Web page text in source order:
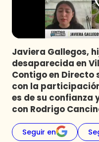
Javiera Gallegos,
desaparecida en
Contigo en Directo
con la
es de su confianza
con Rodrigo
Seguir en
Club De La
Contigo en Directo
Plan Perfecto
El Tiempo
Sabingo
Todos Los